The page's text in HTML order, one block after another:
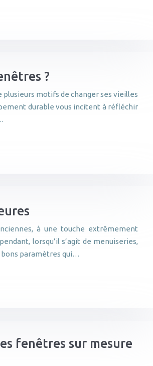
?
motifs de changer ses vieilles
durable vous incitent à réfléchir
à une touche extrêmement
lorsqu’il s’agit de menuiseries,
bons paramètres qui…
fenêtres sur mesure